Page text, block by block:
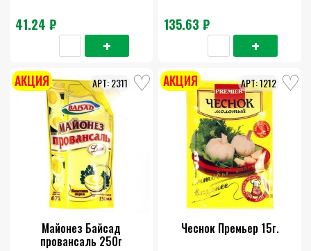
41.24 ₽ 135.63 ₽
Майонез Байсад
провансаль 250г
2311
АКЦИЯ
Чеснок Премьер 15г.
1212
АКЦИЯ